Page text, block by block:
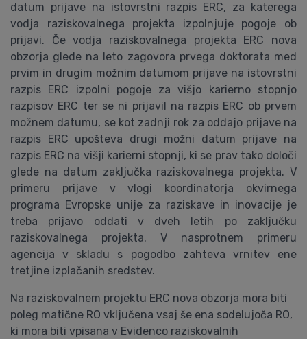
datum prijave na istovrstni razpis ERC, za katerega
vodja raziskovalnega projekta izpolnjuje pogoje ob
prijavi. Če vodja raziskovalnega projekta ERC nova
obzorja glede na leto zagovora prvega doktorata med
prvim in drugim možnim datumom prijave na istovrstni
razpis ERC izpolni pogoje za višjo karierno stopnjo
razpisov ERC ter se ni prijavil na razpis ERC ob prvem
možnem datumu, se kot zadnji rok za oddajo prijave na
razpis ERC upošteva drugi možni datum prijave na
razpis ERC na višji karierni stopnji, ki se prav tako določi
glede na datum zaključka raziskovalnega projekta. V
primeru prijave v vlogi koordinatorja okvirnega
programa Evropske unije za raziskave in inovacije je
treba prijavo oddati v dveh letih po zaključku
raziskovalnega projekta. V nasprotnem primeru
agencija v skladu s pogodbo zahteva vrnitev ene
tretjine izplačanih sredstev.
Na raziskovalnem projektu ERC nova obzorja mora biti
poleg matične RO vključena vsaj še ena sodelujoča RO,
ki mora biti vpisana v Evidenco raziskovalnih